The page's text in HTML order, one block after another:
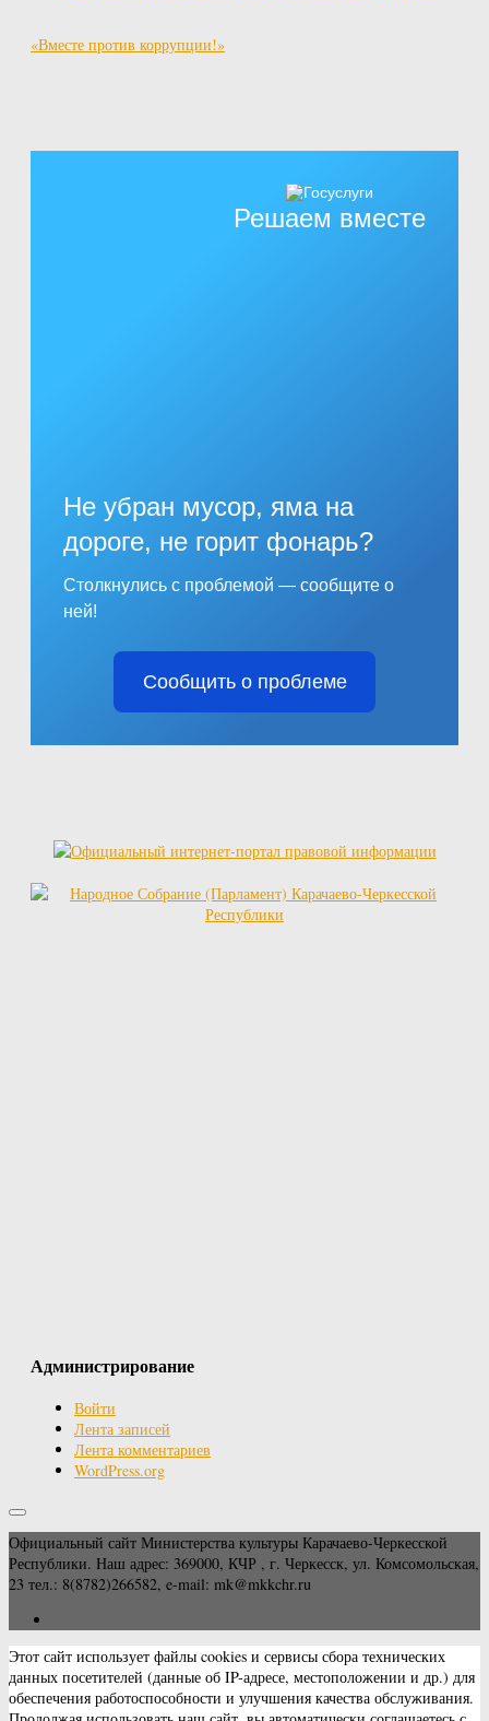
«Вместе против коррупции!»
Решаем вместе
Не убран мусор, яма на
дороге, не горит фонарь?
Столкнулись с проблемой — сообщите о
ней!
Сообщить о проблеме
Администрирование
Войти
Лента записей
Лента комментариев
WordPress.org
Официальный сайт Министерства культуры Карачаево-Черкесской
Республики. Наш адрес: 369000, КЧР , г. Черкесск, ул. Комсомольская,
23 тел.: 8(8782)266582, e-mail: mk@mkkchr.ru
Этот сайт использует файлы cookies и сервисы сбора технических
данных посетителей (данные об IP-адресе, местоположении и др.) для
обеспечения работоспособности и улучшения качества обслуживания.